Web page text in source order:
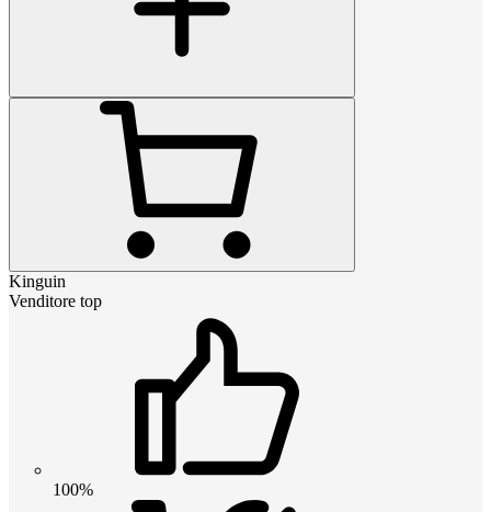
Kinguin
Venditore top
100%